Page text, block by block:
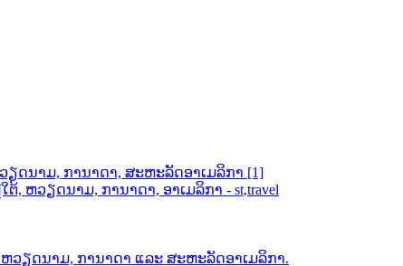
ຽດນາມ, ການາດາ, ສະຫະລັດອາເມລິກາ [1]
, ຫວຽດນາມ, ການາດາ, ອາເມລິກາ - st,travel
ຫວຽດນາມ, ການາດາ ແລະ ສະຫະລັດອາເມລິກາ.